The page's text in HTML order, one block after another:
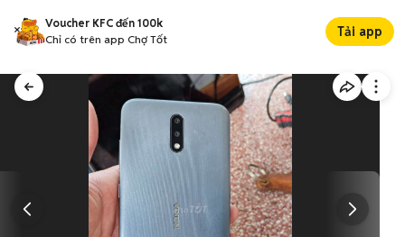
Voucher KFC đến 100k
Chỉ có trên app Chợ Tốt
Tải app